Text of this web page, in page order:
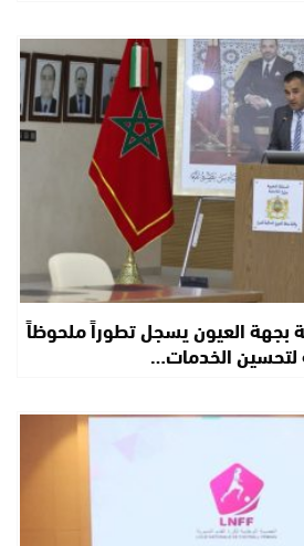
بجهة العيون يسجل تطوراً ملحوظاً
الخدمات…